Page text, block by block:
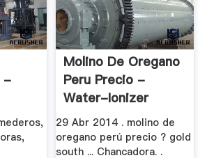
-
Molino De Oregano
Peru Precio -
Water-Ionizer
29 Abr 2014 . molino de
oregano perú precio ? gold
south ... Chancadora. .